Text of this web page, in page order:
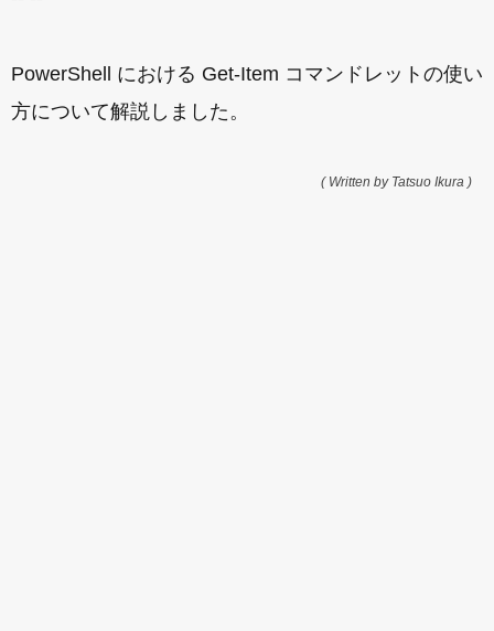
PowerShell における Get-Item コマンドレットの使い
方について解説しました。
( Written by Tatsuo Ikura )